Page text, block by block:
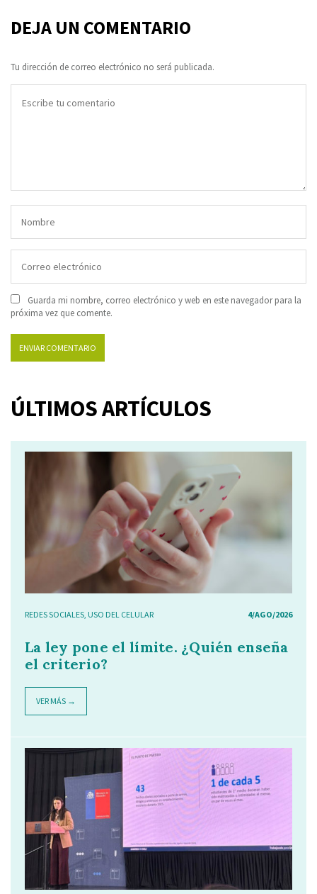
DEJA UN COMENTARIO
Tu dirección de correo electrónico no será publicada.
Guarda mi nombre, correo electrónico y web en este navegador para la
próxima vez que comente.
ÚLTIMOS ARTÍCULOS
REDES SOCIALES, USO DEL CELULAR 4/AGO/2026
La ley pone el límite. ¿Quién enseña
el criterio?
VER MÁS →